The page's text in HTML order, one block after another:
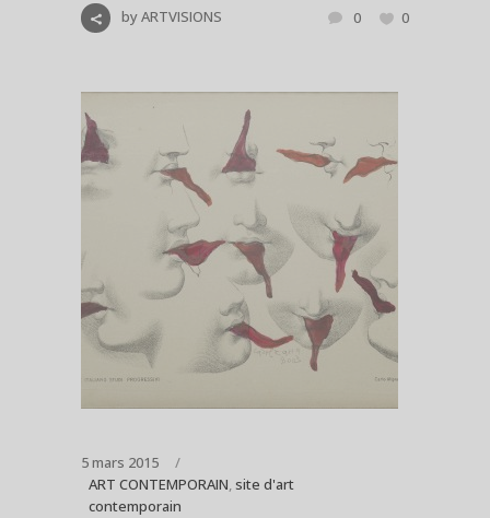
byARTVISIONS 0 0
5 mars 2015
ART CONTEMPORAIN,site d'art
contemporain